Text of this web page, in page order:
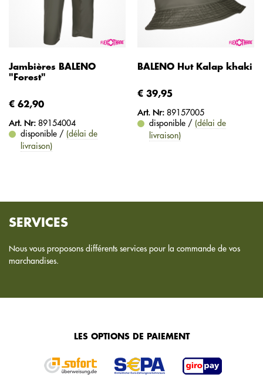
Jambières BALENO
"Forest"
€ 62,90
Art. Nr: 89154004
disponible / (délai de
livraison)
BALENO Hut Kalap khaki
€ 39,95
Art. Nr: 89157005
disponible / (délai de
livraison)
SERVICES
Nous vous proposons différents services pour la commande de vos
marchandises.
LES OPTIONS DE PAIEMENT